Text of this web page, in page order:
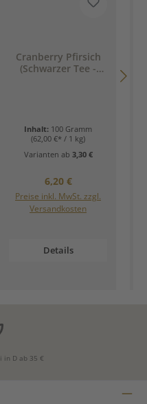
Cranberry Pfirsich
(Schwarzer Tee -
Inhalt: 100 Gramm
(62,00 €* / 1 kg)
Varianten ab 3,30 €
Regulärer Preis:
6,20 €
Preise inkl. MwSt. zzgl.
Versandkosten
Details
in D ab 35 €